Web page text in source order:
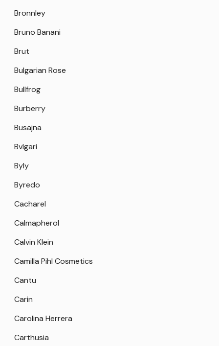
Bronnley
Bruno Banani
Brut
Bulgarian Rose
Bullfrog
Burberry
Busajna
Bvlgari
Byly
Byredo
Cacharel
Calmapherol
Calvin Klein
Camilla Pihl Cosmetics
Cantu
Carin
Carolina Herrera
Carthusia